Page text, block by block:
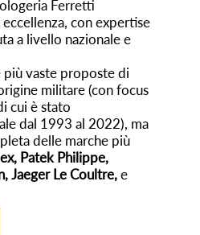
Ferretti
con expertise
a livello nazionale e
vaste proposte di
militare (con focus
cui è stato
dal 1993 al 2022), ma
delle marche più
Patek Philippe,
Jaeger Le Coultre,e